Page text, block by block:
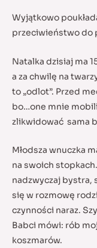
Wyjątkowo
przeciwieństwo do
Natalka dzisiaj ma
a za chwilę na
to „odlot”. Przed
bo…one mnie
zlikwidować sama
Młodsza wnuczka
na swoich
nadzwyczaj bystra,
się w rozmowę
czynności naraz.
Babci mówi: rób
koszmarów.